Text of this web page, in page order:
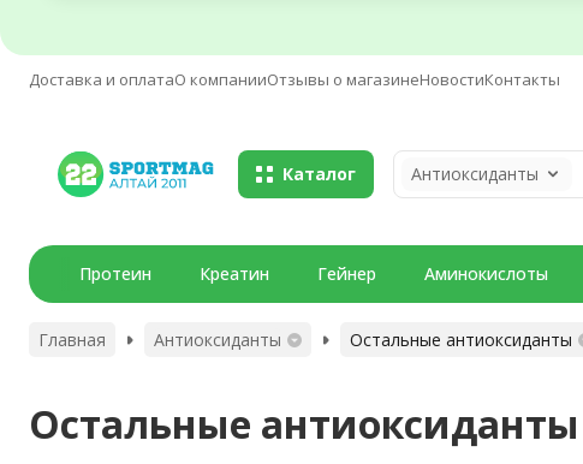
Доставка и оплатаО компанииОтзывы о магазинеНовостиКонтакты
Каталог Антиоксиданты
Протеин Креатин Гейнер Аминокислоты
Главная Антиоксиданты Остальные антиоксиданты
Остальные антиоксиданты